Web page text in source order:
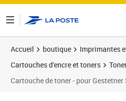
Accueil boutique
Imprimantes
Cartouches d'encre et toners
Cartouche de toner - pour